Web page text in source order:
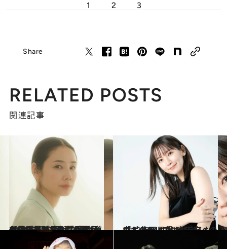
1 2 3
Share
RELATED POSTS
関連記事
2024.5.11
【続きを読む】「手遅れと言われても自信があった」『光る君へ』も注目の吉田羊が “下積み時代“から切り拓いた役者道
カルチャー 2023.10.1
「ポジティブは鍛えるもの」 吉岡里帆の“不安への立ち向かい方”
カルチャー